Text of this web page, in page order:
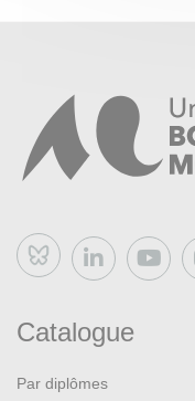
Bluesky
Catalogue
Par diplômes